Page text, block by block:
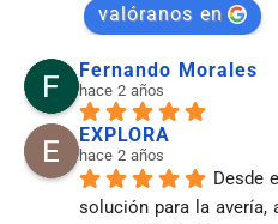
valóranos en
Fernando Morales
hace 2 años
EXPLORA
hace 2 años
Desde
solución para la avería,